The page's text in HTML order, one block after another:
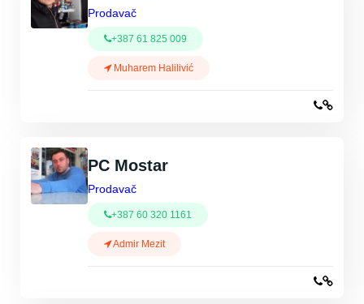
Prodavač
+387 61 825 009
Muharem Halilivić
PC Mostar
Prodavač
+387 60 320 1161
Admir Mezit